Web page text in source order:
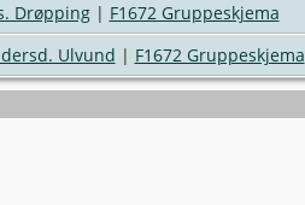
Drøpping| F1672 Gruppeskjema
Ulvund | F1672 Gruppeskjema